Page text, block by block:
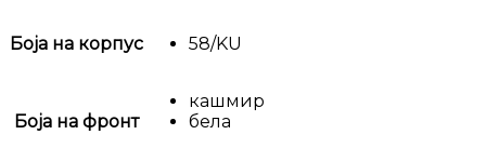
Боја на корпус 58/KU
Боја на фронт
кашмир
бела